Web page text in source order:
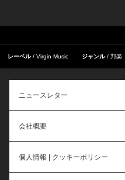
レーベル Virgin Music ジャンル 邦楽
ニュースレター
会社概要
個人情報 | クッキーポリシー